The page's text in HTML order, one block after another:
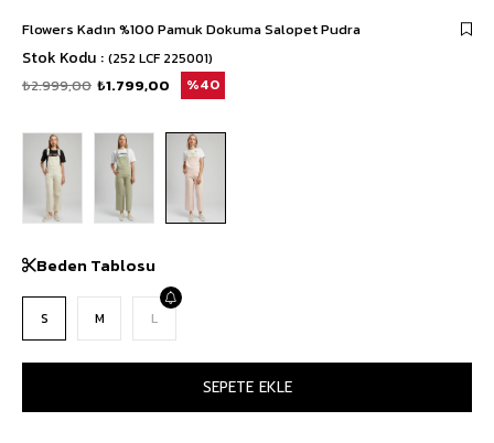
Flowers Kadın %100 Pamuk Dokuma Salopet Pudra
Stok Kodu (252 LCF 225001)
₺2.999,00 ₺1.799,00 40
Beden Tablosu
S M L